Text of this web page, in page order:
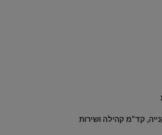
קד”מ קהילה ושירות